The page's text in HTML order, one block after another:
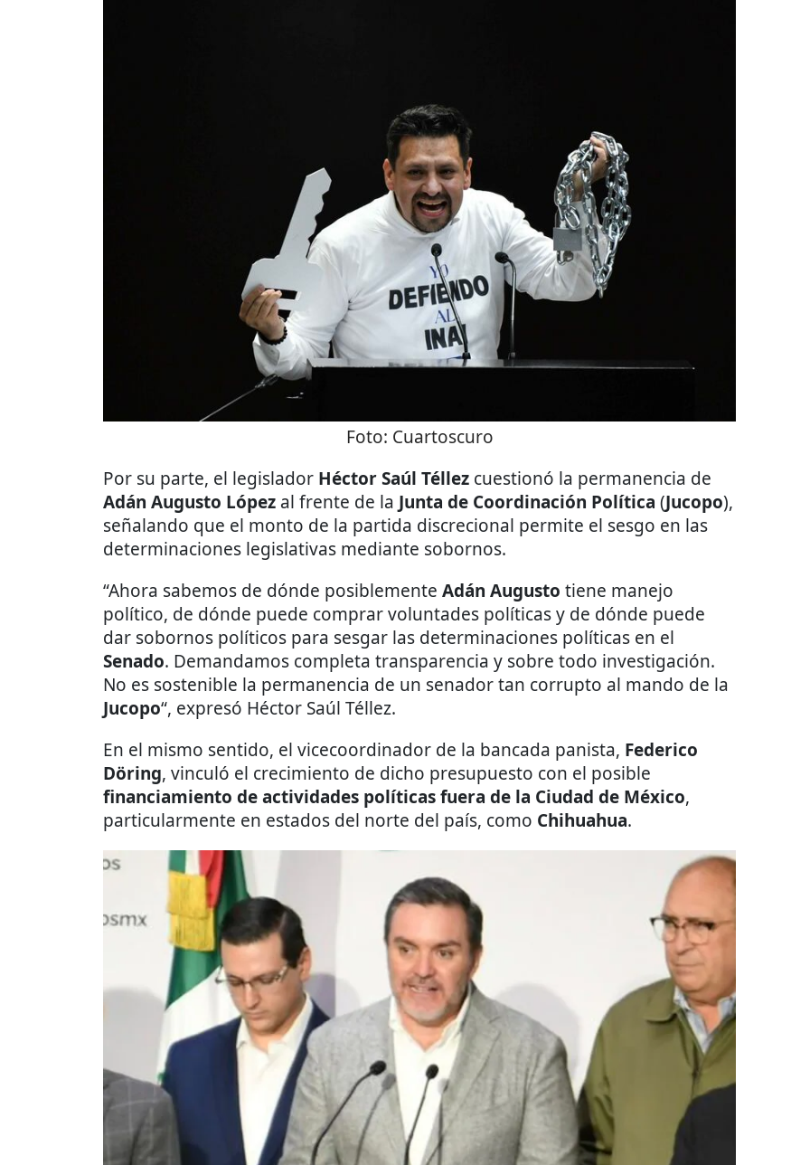
Foto: Cuartoscuro
Por su parte, el legislador Héctor Saúl Téllez cuestionó la permanencia de
Adán Augusto López al frente de la Junta de Coordinación Política (Jucopo),
señalando que el monto de la partida discrecional permite el sesgo en las
determinaciones legislativas mediante sobornos.
“Ahora sabemos de dónde posiblemente Adán Augusto tiene manejo
político, de dónde puede comprar voluntades políticas y de dónde puede
dar sobornos políticos para sesgar las determinaciones políticas en el
Senado. Demandamos completa transparencia y sobre todo investigación.
No es sostenible la permanencia de un senador tan corrupto al mando de la
Jucopo“, expresó Héctor Saúl Téllez.
En el mismo sentido, el vicecoordinador de la bancada panista, Federico
Döring, vinculó el crecimiento de dicho presupuesto con el posible
financiamiento de actividades políticas fuera de la Ciudad de México,
particularmente en estados del norte del país, como Chihuahua.